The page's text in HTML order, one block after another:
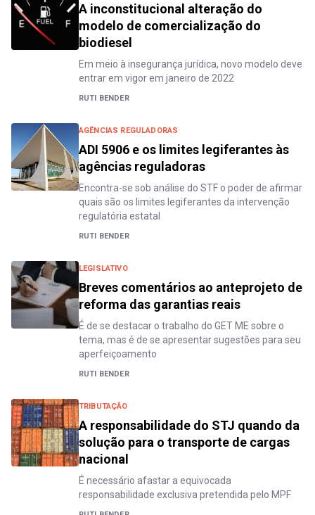
A inconstitucional alteração do
modelo de comercialização do
biodiesel
Em meio à insegurança jurídica, novo modelo deve
entrar em vigor em janeiro de 2022
RUTI BENDER
AGÊNCIAS REGULADORAS
ADI 5906 e os limites legiferantes às
agências reguladoras
Encontra-se sob análise do STF o poder de afirmar
quais são os limites legiferantes da intervenção
regulatória estatal
RUTI BENDER
LEGISLATIVO
Breves comentários ao anteprojeto de
reforma das garantias reais
É de se destacar o trabalho do GET ME sobre o
tema, mas é de se apresentar sugestões para seu
aperfeiçoamento
RUTI BENDER
TRIBUTAÇÃO
A responsabilidade do STJ quando da
solução para o transporte de cargas
nacional
É necessário afastar a equivocada
responsabilidade exclusiva pretendida pelo MPF